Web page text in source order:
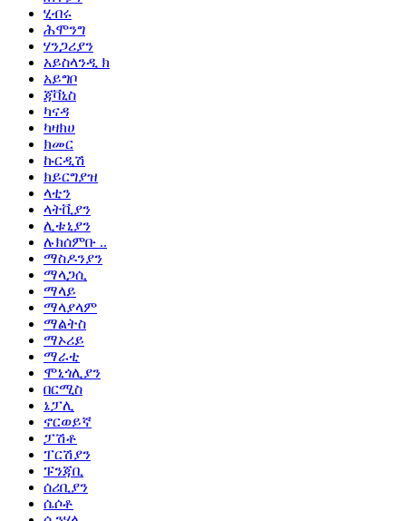
ሂብሩ
ሕሞንግ
ሃንጋሪያን
አይስላንዲ ክ
አይግቦ
ጃቫኒስ
ካናዳ
ካዛክሀ
ክመር
ኩርዲሽ
ክይርግያዝ
ላቲን
ላትቪያን
ሊቱኒያን
ሉክሰምቡ ..
ማስዶንያን
ማላጋሲ
ማላይ
ማላያላም
ማልትስ
ማኦሪይ
ማራቲ
ሞኒጎሊያን
በርሚስ
ኔፓሊ
ኖርወይኛ
ፓሽቶ
ፐርሽያን
ፑንጃቢ
ሰሪቢያን
ሴሶቶ